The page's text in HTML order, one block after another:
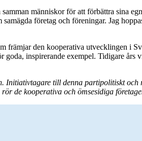
människor för att förbättra sina
företag och föreningar. Jag
främjar den kooperativa utvecklingen i
goda, inspirerande exempel. Tidigare
Initiativtagare till denna partipolitiskt
de kooperativa och ömsesidiga